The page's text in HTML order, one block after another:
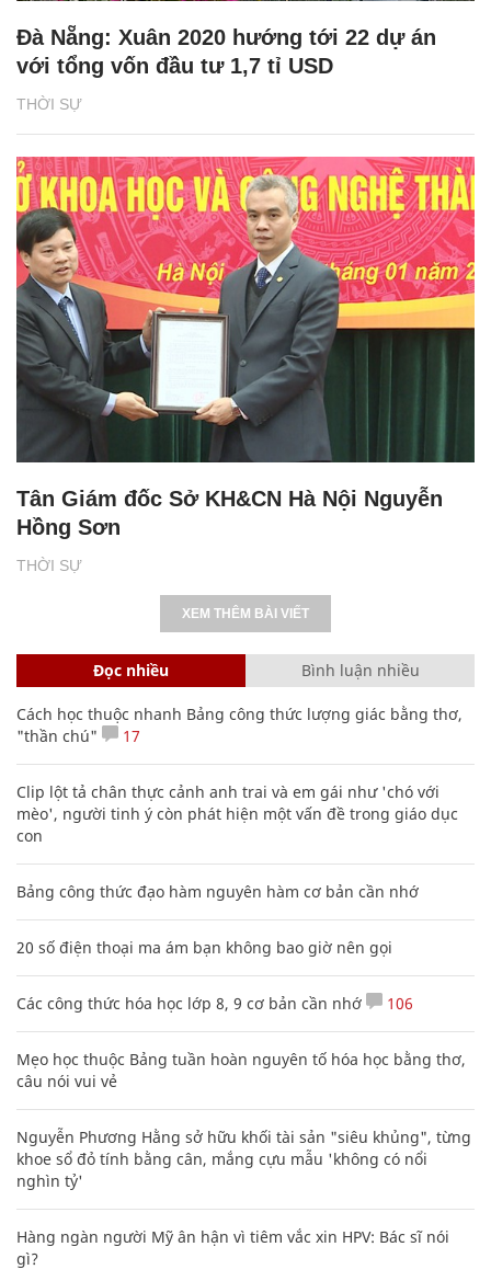
THỜI SỰ
Đà Nẵng: Xuân 2020 hướng tới 22 dự án
với tổng vốn đầu tư 1,7 tỉ USD
THỜI SỰ
Tân Giám đốc Sở KH&CN Hà Nội Nguyễn
Hồng Sơn
XEM THÊM BÀI VIẾT
Đọc nhiều Bình luận nhiều
Cách học thuộc nhanh Bảng công thức lượng giác bằng thơ,
"thần chú"
17
Clip lột tả chân thực cảnh anh trai và em gái như 'chó với
mèo', người tinh ý còn phát hiện một vấn đề trong giáo dục
con
Bảng công thức đạo hàm nguyên hàm cơ bản cần nhớ
20 số điện thoại ma ám bạn không bao giờ nên gọi
Các công thức hóa học lớp 8, 9 cơ bản cần nhớ 106
Mẹo học thuộc Bảng tuần hoàn nguyên tố hóa học bằng thơ,
câu nói vui vẻ
Nguyễn Phương Hằng sở hữu khối tài sản "siêu khủng", từng
khoe sổ đỏ tính bằng cân, mắng cựu mẫu 'không có nổi
nghìn tỷ'
Hàng ngàn người Mỹ ân hận vì tiêm vắc xin HPV: Bác sĩ nói
gì?